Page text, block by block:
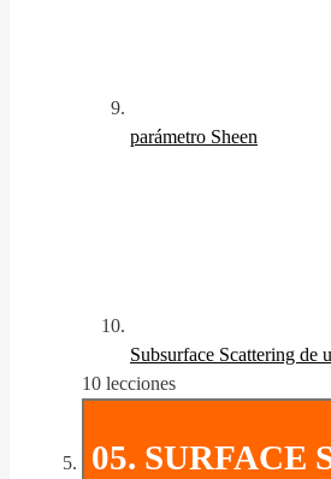
parámetro Sheen
Subsurface Scattering de
10 lecciones
05. SURFACE